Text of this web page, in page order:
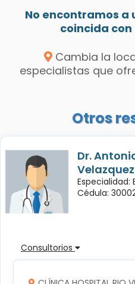
No encontramos a
coincida
Cambia la
especialistas que
Otros
Dr.
Velazquez
Especialidad:
Cédula:
Consultorios